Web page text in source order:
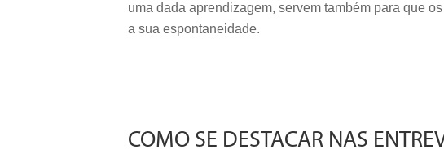
uma dada aprendizagem, servem também para que
a sua espontaneidade.
COMO SE DESTACAR NAS